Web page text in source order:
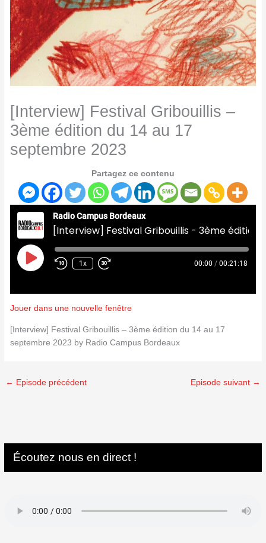
[Interview] Festival Gribouillis –
3ème édition du 14 au 17
septembre 2023
Partagez ce contenu
Radio Campus Bordeaux
Play
Episode
1x 00:00 / 00:21:18
Jouer dans une nouvelle fenêtre
[Interview] Festival Gribouillis – 3ème édition du 14 au 17
septembre 2023 by Radio Campus Bordeaux
← Episode précédent Episode suivant →
Écoutez nous en direct !